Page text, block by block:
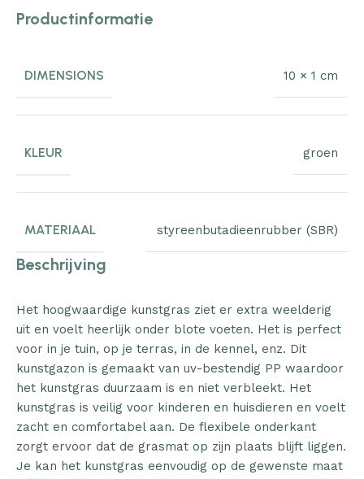
Productinformatie
DIMENSIONS 10 × 1 cm
KLEUR groen
MATERIAAL styreenbutadieenrubber (SBR)
Beschrijving
Het hoogwaardige kunstgras ziet er extra weelderig
uit en voelt heerlijk onder blote voeten. Het is perfect
voor in je tuin, op je terras, in de kennel, enz. Dit
kunstgazon is gemaakt van uv-bestendig PP waardoor
het kunstgras duurzaam is en niet verbleekt. Het
kunstgras is veilig voor kinderen en huisdieren en voelt
zacht en comfortabel aan. De flexibele onderkant
zorgt ervoor dat de grasmat op zijn plaats blijft liggen.
Je kan het kunstgras eenvoudig op de gewenste maat